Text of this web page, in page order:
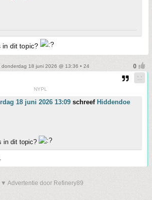
in dit topic?
donderdag 18 juni 2026 @ 13:36 • 24
NYPL
18 juni 2026 13:09 schreef Hiddendoe
in dit topic?
▼ Advertentie door Refinery89